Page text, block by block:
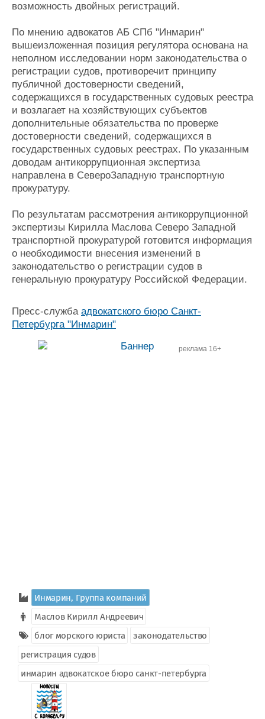
возможность двойных регистраций.
По мнению адвокатов АБ СПб "Инмарин"
вышеизложенная позиция регулятора основана на
неполном исследовании норм законодательства о
регистрации судов, противоречит принципу
публичной достоверности сведений,
содержащихся в государственных судовых реестра
и возлагает на хозяйствующих субъектов
дополнительные обязательства по проверке
достоверности сведений, содержащихся в
государственных судовых реестрах. По указанным
доводам антикоррупционная экспертиза
направлена в Северо­Западную транспортную
прокуратуру.
По результатам рассмотрения антикоррупционной
экспертизы Кирилла Маслова Северо­ Западной
транспортной прокуратурой готовится информация
о необходимости внесения изменений в
законодательство о регистрации судов в
генеральную прокуратуру Российской Федерации.
Пресс-служба адвокатского бюро Санкт­-
Петербурга "Инмарин"
реклама 16+
Инмарин, Группа компаний
Маслов Кирилл Андреевич
блог морского юриста
законодательство
регистрация судов
инмарин адвокатское бюро cанкт-петербурга